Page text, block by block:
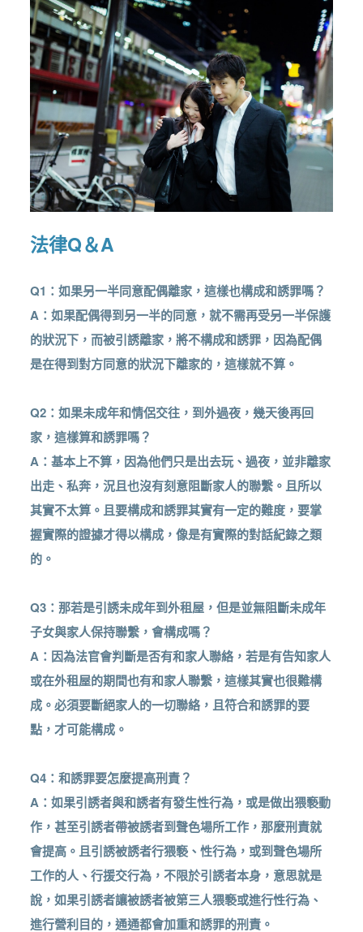
法律Q＆A
Q1：如果另一半同意配偶離家，這樣也構成和誘罪嗎？
A：如果配偶得到另一半的同意，就不需再受另一半保護
的狀況下，而被引誘離家，將不構成和誘罪，因為配偶
是在得到對方同意的狀況下離家的，這樣就不算。
Q2：如果未成年和情侶交往，到外過夜，幾天後再回
家，這樣算和誘罪嗎？
A：基本上不算，因為他們只是出去玩、過夜，並非離家
出走、私奔，況且也沒有刻意阻斷家人的聯繫。且所以
其實不太算。且要構成和誘罪其實有一定的難度，要掌
握實際的證據才得以構成，像是有實際的對話紀錄之類
的。
Q3：那若是引誘未成年到外租屋，但是並無阻斷未成年
子女與家人保持聯繫，會構成嗎？
A：因為法官會判斷是否有和家人聯絡，若是有告知家人
或在外租屋的期間也有和家人聯繫，這樣其實也很難構
成。必須要斷絕家人的一切聯絡，且符合和誘罪的要
點，才可能構成。
Q4：和誘罪要怎麼提高刑責？
A：如果引誘者與和誘者有發生性行為，或是做出猥褻動
作，甚至引誘者帶被誘者到聲色場所工作，那麼刑責就
會提高。且引誘被誘者行猥褻、性行為，或到聲色場所
工作的人、行援交行為，不限於引誘者本身，意思就是
說，如果引誘者讓被誘者被第三人猥褻或進行性行為、
進行營利目的，通通都會加重和誘罪的刑責。